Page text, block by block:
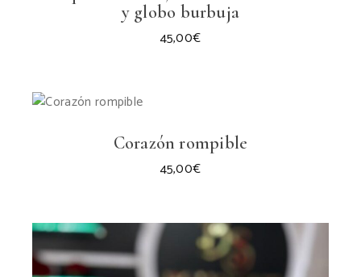
y globo burbuja
45,00€
Corazón rompible
45,00€